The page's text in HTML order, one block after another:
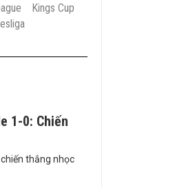
Kings Cup
1-0: Chiến
thắng nhọc